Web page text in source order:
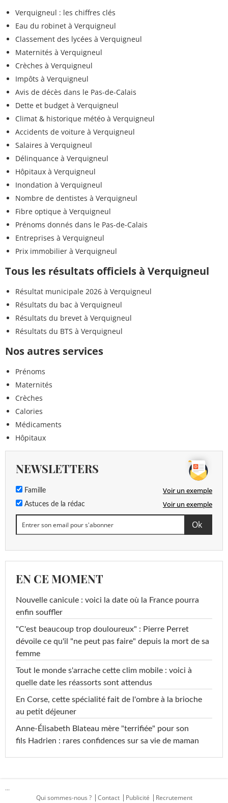
Verquigneul : les chiffres clés
Eau du robinet à Verquigneul
Classement des lycées à Verquigneul
Maternités à Verquigneul
Crèches à Verquigneul
Impôts à Verquigneul
Avis de décès dans le Pas-de-Calais
Dette et budget à Verquigneul
Climat & historique météo à Verquigneul
Accidents de voiture à Verquigneul
Salaires à Verquigneul
Délinquance à Verquigneul
Hôpitaux à Verquigneul
Inondation à Verquigneul
Nombre de dentistes à Verquigneul
Fibre optique à Verquigneul
Prénoms donnés dans le Pas-de-Calais
Entreprises à Verquigneul
Prix immobilier à Verquigneul
Tous les résultats officiels à Verquigneul
Résultat municipale 2026 à Verquigneul
Résultats du bac à Verquigneul
Résultats du brevet à Verquigneul
Résultats du BTS à Verquigneul
Nos autres services
Prénoms
Maternités
Crèches
Calories
Médicaments
Hôpitaux
NEWSLETTERS
Famille Voir un exemple
Astuces de la rédac Voir un exemple
EN CE MOMENT
Nouvelle canicule : voici la date où la France pourra
enfin souffler
"C'est beaucoup trop douloureux" : Pierre Perret
dévoile ce qu'il "ne peut pas faire" depuis la mort de sa
femme
Tout le monde s'arrache cette clim mobile : voici à
quelle date les réassorts sont attendus
En Corse, cette spécialité fait de l'ombre à la brioche
au petit déjeuner
Anne-Élisabeth Blateau mère "terrifiée" pour son
fils Hadrien : rares confidences sur sa vie de maman
...
Qui sommes-nous ?
Contact Publicité
Recrutement